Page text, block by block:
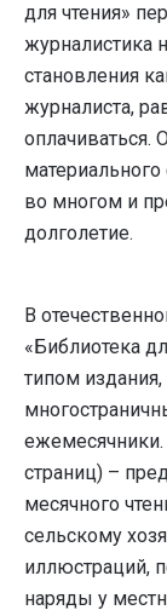
для чтения»
журналистика
становления
журналиста,
оплачиваться.
во многом и
долголетие.
В
«Библиотека
типом
страниц) –
месячного
сельскому
иллюстраций,
наряды у